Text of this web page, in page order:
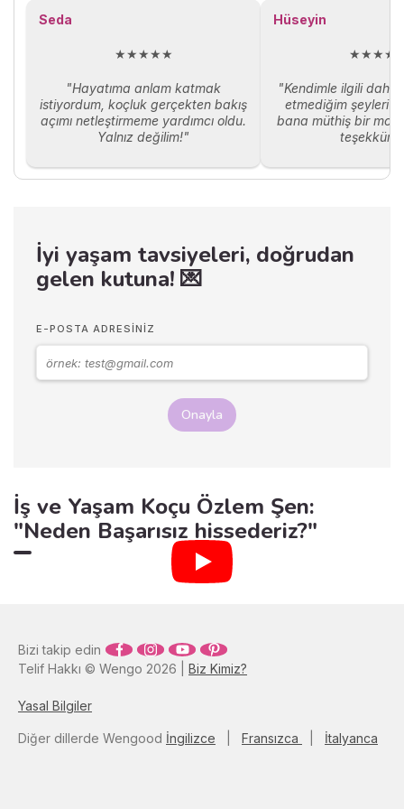
yazıda, megaloman kişilik
psikolojik kökenlerini ve bu
ele alacağız.
Seda
★★★★★
"Hayatıma anlam katmak
istiyordum, koçluk gerçekten bakış
açımı netleştirmeme yardımcı oldu.
Yalnız değilim!"
Hüseyin
"Kendimle ilgili daha
etmediğim şeyleri
bana müthiş bir
İyi yaşam tavsiyeleri, doğrudan
gelen kutuna! 💌
E-POSTA ADRESINIZ
Onayla
İş ve Yaşam Koçu Özlem Şen:
"Neden Başarısız hissederiz?"
Telif Hakkı © Wengo 2026 | Biz Kimiz?
Yasal Bilgiler
Bizi takip edin
Diğer dillerde Wengood İngilizce Fransızca İtalyanca